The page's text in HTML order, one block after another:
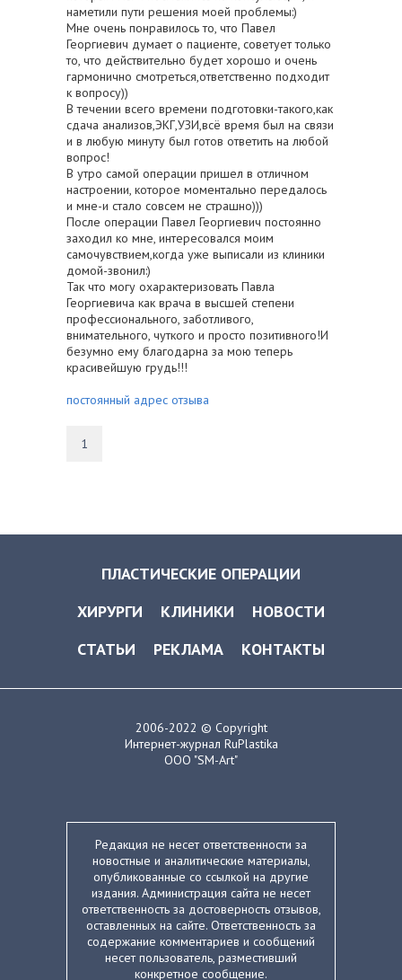
наметили пути решения моей проблемы:)
Мне очень понравилось то, что Павел
Георгиевич думает о пациенте, советует только
то, что действительно будет хорошо и очень
гармонично смотреться,ответственно подходит
к вопросу))
В течении всего времени подготовки-такого,как
сдача анализов,ЭКГ,УЗИ,всё время был на связи
и в любую минуту был готов ответить на любой
вопрос!
В утро самой операции пришел в отличном
настроении, которое моментально передалось
и мне-и стало совсем не страшно)))
После операции Павел Георгиевич постоянно
заходил ко мне, интересовался моим
самочувствием,когда уже выписали из клиники
домой-звонил:)
Так что могу охарактеризовать Павла
Георгиевича как врача в высшей степени
профессионального, заботливого,
внимательного, чуткого и просто позитивного!И
безумно ему благодарна за мою теперь
красивейшую грудь!!!
постоянный адрес отзыва
1
ПЛАСТИЧЕСКИЕ ОПЕРАЦИИ
ХИРУРГИ
КЛИНИКИ
НОВОСТИ
СТАТЬИ
РЕКЛАМА КОНТАКТЫ
2006-2022 © Copyright
Интернет-журнал RuPlastika
ООО "SM-Art"
Редакция не несет ответственности за
новостные и аналитические материалы,
опубликованные со ссылкой на другие
издания. Администрация сайта не несет
ответственность за достоверность отзывов,
оставленных на сайте. Ответственность за
содержание комментариев и сообщений
несет пользователь, разместивший
конкретное сообщение.